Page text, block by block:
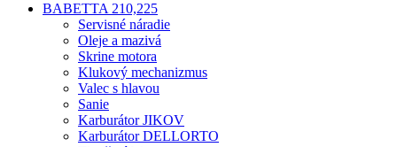
BABETTA 210,225
Servisné náradie
Oleje a mazivá
Skrine motora
Klukový mechanizmus
Valec s hlavou
Sanie
Karburátor JIKOV
Karburátor DELLORTO